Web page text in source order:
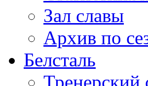
Зал славы
Архив по
Белсталь
Тренерский